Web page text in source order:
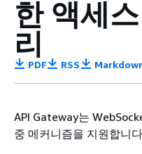
한 액세
리
PDF RSS
API Gateway는
중 메커니즘을 지원합니